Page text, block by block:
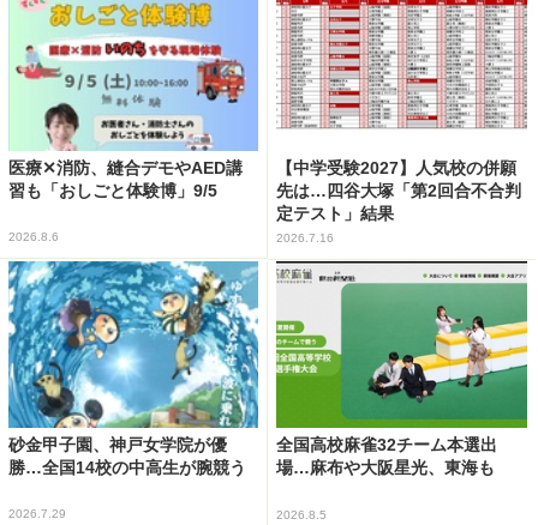
医療✕消防、縫合デモやAED講
習も「おしごと体験博」9/5
2026.8.6
【中学受験2027】人気校の併願
先は…四谷大塚「第2回合不合判
定テスト」結果
2026.7.16
砂金甲子園、神戸女学院が優
勝…全国14校の中高生が腕競う
2026.7.29
全国高校麻雀32チーム本選出
場…麻布や大阪星光、東海も
2026.8.5